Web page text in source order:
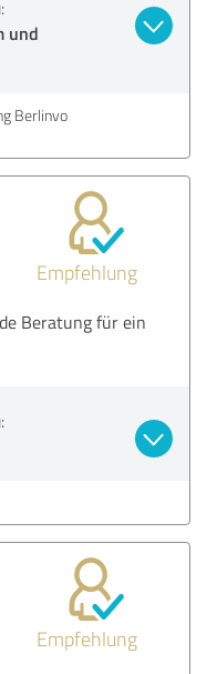
und
Berlinvo
Empfehlung
Beratung für ein
Empfehlung